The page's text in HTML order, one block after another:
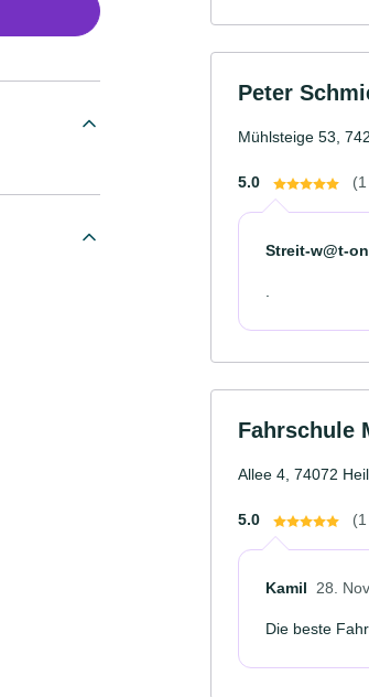
Peter
Mühlsteige 53,
5.0
Streit-w@t-
Fahrschule
Allee 4, 74072
5.0
Kamil 28.
Die beste